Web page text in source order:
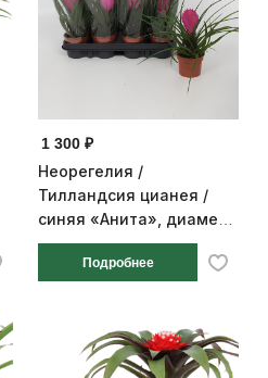
1 300 ₽
Неорегелия /
Тилландсия цианея /
синяя «Анита», диаметр
горшка 9 см, высота 25
Подробнее